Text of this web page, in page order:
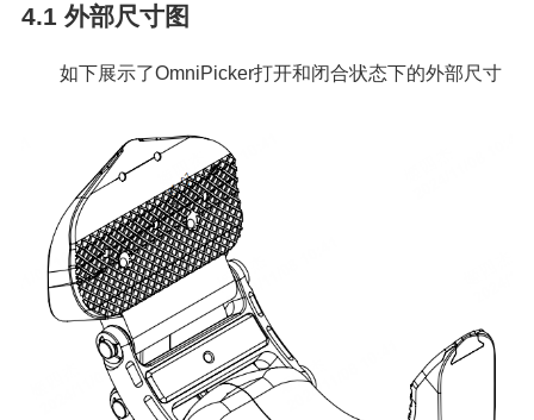
4.1 外部尺寸图
如下展示了OmniPicker打开和闭合状态下的外部尺寸